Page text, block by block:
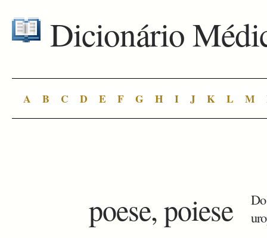
Dicionário
A B C D E F G H I J K L M
poese, poiese